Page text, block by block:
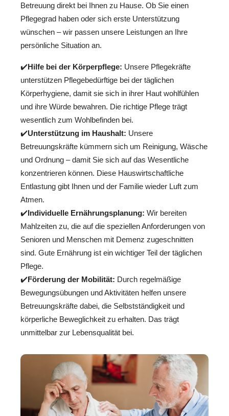
Betreuung direkt bei Ihnen zu Hause. Ob Sie einen
Pflegegrad haben oder sich erste Unterstützung
wünschen – wir passen unsere Leistungen an Ihre
persönliche Situation an.
✔️Hilfe bei der Körperpflege: Unsere Pflegekräfte
unterstützen Pflegebedürftige bei der täglichen
Körperhygiene, damit sie sich in ihrer Haut wohlfühlen
und ihre Würde bewahren. Die richtige Pflege trägt
wesentlich zum Wohlbefinden bei.
✔️Unterstützung im Haushalt: Unsere
Betreuungskräfte kümmern sich um Reinigung, Wäsche
und Ordnung – damit Sie sich auf das Wesentliche
konzentrieren können. Diese Hauswirtschaftliche
Entlastung gibt Ihnen und der Familie wieder Luft zum
Atmen.
✔️Individuelle Ernährungsplanung: Wir bereiten
Mahlzeiten zu, die auf die speziellen Anforderungen von
Senioren und Menschen mit Demenz zugeschnitten
sind. Gute Ernährung ist ein wichtiger Teil der täglichen
Pflege.
✔️Förderung der Mobilität: Durch regelmäßige
Bewegungsübungen und Aktivitäten helfen unsere
Betreuungskräfte dabei, die Selbstständigkeit und
körperliche Beweglichkeit zu erhalten. Das trägt
unmittelbar zur Lebensqualität bei.